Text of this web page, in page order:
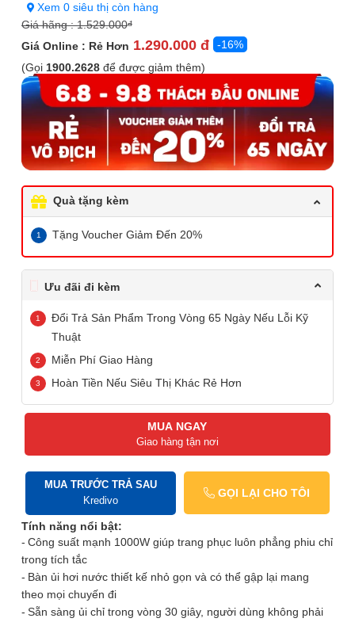
Xem 0 siêu thị còn hàng
Giá hãng :1.529.000đ
Giá Online : Rẻ Hơn 1.290.000 đ
-16%
(Gọi 1900.2628 để được giảm thêm)
Quà tặng kèm
Tặng Voucher Giảm Đến 20%
Ưu đãi đi kèm
Đổi Trả Sản Phẩm Trong Vòng 65 Ngày Nếu Lỗi Kỹ
Thuật
Miễn Phí Giao Hàng
Hoàn Tiền Nếu Siêu Thị Khác Rẻ Hơn
MUA NGAY
Giao hàng tận nơi
MUA TRƯỚC TRẢ SAU
Kredivo
GỌI LẠI CHO TÔI
Tính năng nổi bật:
Công suất mạnh 1000W giúp trang phục luôn phẳng phiu chỉ
trong tích tắc
Bàn ủi hơi nước thiết kế nhỏ gọn và có thể gập lại mang
theo mọi chuyến đi
Sẵn sàng ủi chỉ trong vòng 30 giây, người dùng không phải